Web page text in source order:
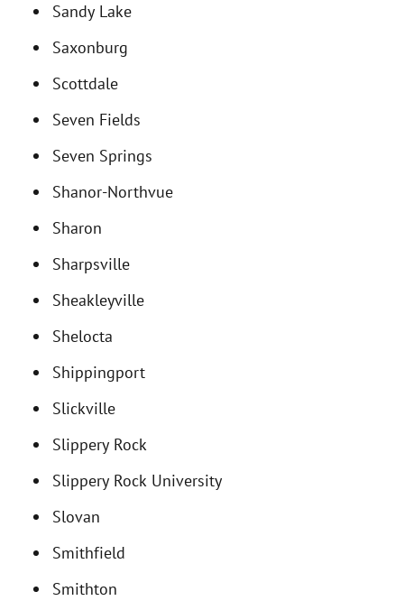
Sandy Lake
Saxonburg
Scottdale
Seven Fields
Seven Springs
Shanor-Northvue
Sharon
Sharpsville
Sheakleyville
Shelocta
Shippingport
Slickville
Slippery Rock
Slippery Rock University
Slovan
Smithfield
Smithton